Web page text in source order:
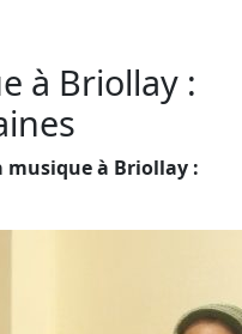
à Briollay :
musique à Briollay :